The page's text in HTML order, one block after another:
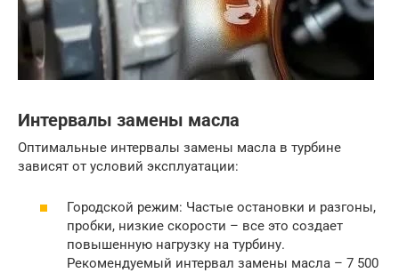
Интервалы замены масла
Оптимальные интервалы замены масла в турбине
зависят от условий эксплуатации:
Городской режим: Частые остановки и разгоны,
пробки, низкие скорости – все это создает
повышенную нагрузку на турбину.
Рекомендуемый интервал замены масла – 7 500